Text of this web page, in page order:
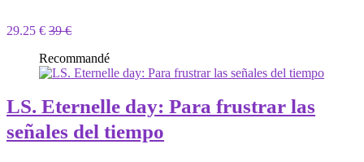
29.25 € 39 €
Recommandé
LS. Eternelle day: Para frustrar las
señales del tiempo